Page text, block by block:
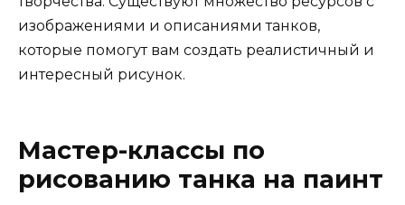
изображениями и описаниями танков,
которые помогут вам создать реалистичный и
интересный рисунок.
Мастер-классы по
рисованию танка на паинт